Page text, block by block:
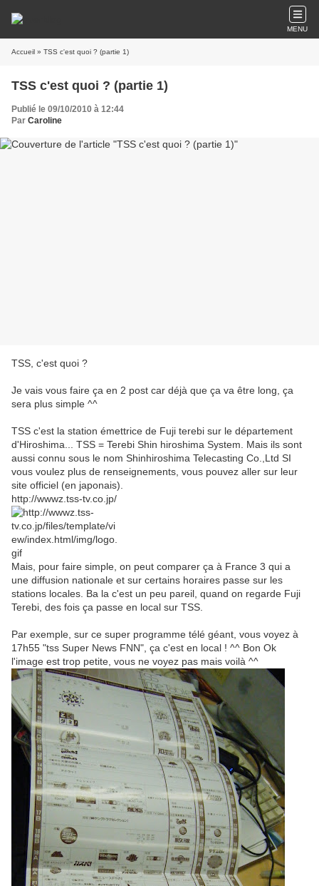
MENU
Accueil » TSS c'est quoi ? (partie 1)
TSS c'est quoi ? (partie 1)
Publié le 09/10/2010 à 12:44
Par Caroline
TSS, c'est quoi ?
Je vais vous faire ça en 2 post car déjà que ça va être long, ça
sera plus simple ^^
TSS c'est la station émettrice de Fuji terebi sur le département
d'Hiroshima... TSS = Terebi Shin hiroshima System. Mais ils sont
aussi connu sous le nom Shinhiroshima Telecasting Co.,Ltd SI
vous voulez plus de renseignements, vous pouvez aller sur leur
site officiel (en japonais).
http://wwwz.tss-tv.co.jp/
Mais, pour faire simple, on peut comparer ça à France 3 qui a
une diffusion nationale et sur certains horaires passe sur les
stations locales. Ba la c'est un peu pareil, quand on regarde Fuji
Terebi, des fois ça passe en local sur TSS.
Par exemple, sur ce super programme télé géant, vous voyez à
17h55 "tss Super News FNN", ça c'est en local ! ^^ Bon Ok
l'image est trop petite, vous ne voyez pas mais voilà ^^